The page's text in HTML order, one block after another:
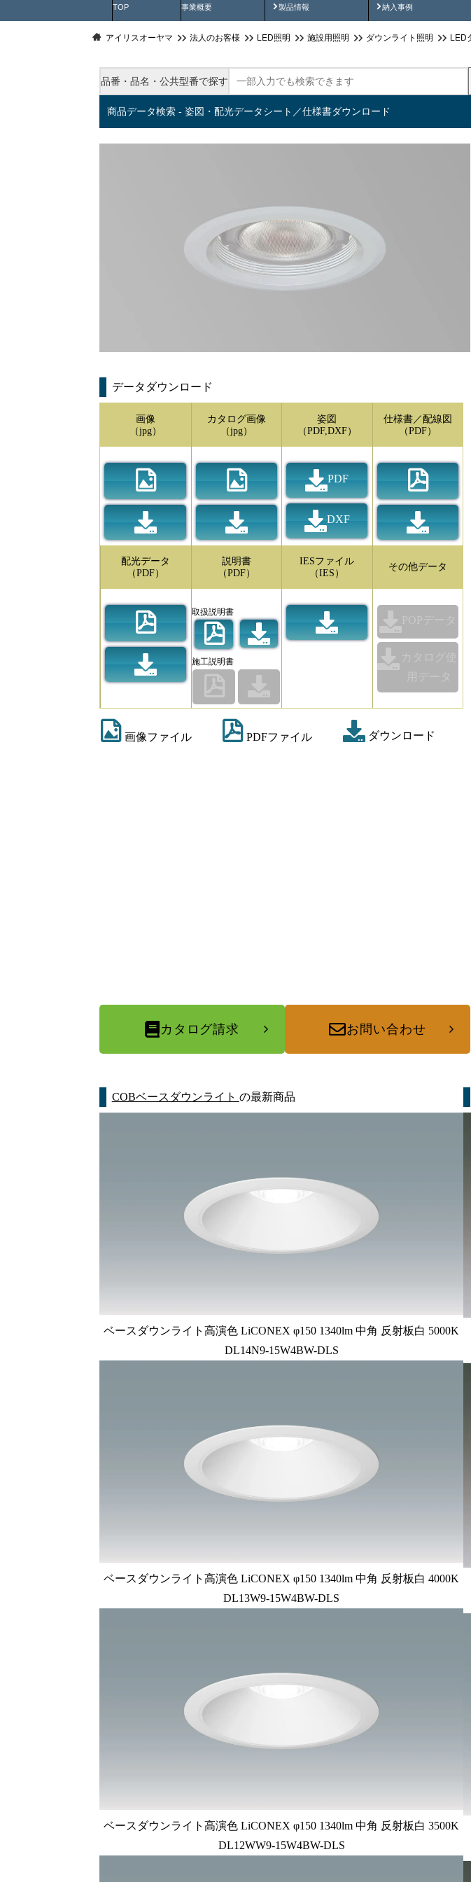
TOP 事業概要 製品情報
製品動画 納入事例
納入事例動画
アイリスオーヤマ 法人のお客様 LED照明 施設用照明 ダウンライト照明 LED
品番・品名・公共型番で探す
商品データ検索 - 姿図・配光データシート／仕様書ダウンロード
データダウンロード
画像
（jpg）
カタログ画像
（jpg）
姿図
（PDF,DXF）
PDF
DXF
仕様書／配線図
（PDF）
配光データ
（PDF）
説明書
（PDF）
取扱説明書
施工説明書
IESファイル
（IES）
その他データ
POPデータ
カタログ使
用データ
画像ファイル PDFファイル ダウンロード
カタログ請求 お問い合わせ
COBベースダウンライト の最新商品
ベースダウンライト高演色 LiCONEX φ150 1340lm 中角 反射板白 5000K
DL14N9-15W4BW-DLS
ベースダウンライト高演色 LiCONEX φ150 1340lm 中角 反射板白 4000K
DL13W9-15W4BW-DLS
ベースダウンライト高演色 LiCONEX φ150 1340lm 中角 反射板白 3500K
DL12WW9-15W4BW-DLS